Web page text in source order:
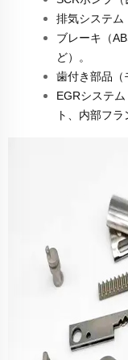
排気システム
ブレーキ（
ど）。
歯付き部品（
EGRシステ
ト、内部フ